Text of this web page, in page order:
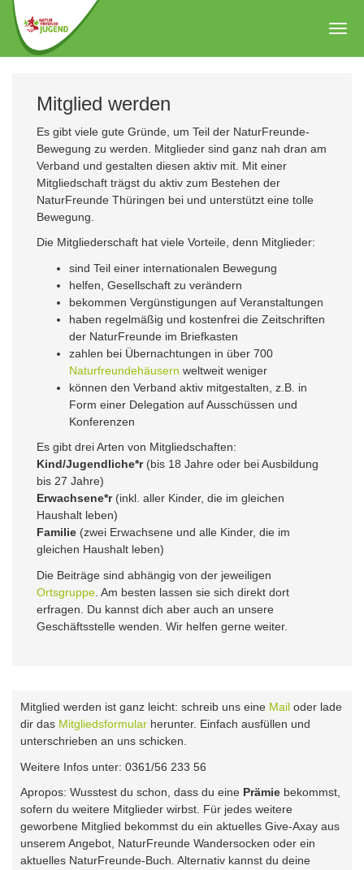
Zum
Hauptinhalt
springen
Mitglied werden
Es gibt viele gute Gründe, um Teil der NaturFreunde-
Bewegung zu werden. Mitglieder sind ganz nah dran am
Verband und gestalten diesen aktiv mit. Mit einer
Mitgliedschaft trägst du aktiv zum Bestehen der
NaturFreunde Thüringen bei und unterstützt eine tolle
Bewegung.
Die Mitgliederschaft hat viele Vorteile, denn Mitglieder:
sind Teil einer internationalen Bewegung
helfen, Gesellschaft zu verändern
bekommen Vergünstigungen auf Veranstaltungen
haben regelmäßig und kostenfrei die Zeitschriften
der NaturFreunde im Briefkasten
zahlen bei Übernachtungen in über 700
Naturfreundehäusern weltweit weniger
können den Verband aktiv mitgestalten, z.B. in
Form einer Delegation auf Ausschüssen und
Konferenzen
Es gibt drei Arten von Mitgliedschaften:
Kind/Jugendliche*r(bis 18 Jahre oder bei Ausbildung
bis 27 Jahre)
Erwachsene*r(inkl. aller Kinder, die im gleichen
Haushalt leben)
Familie (zwei Erwachsene und alle Kinder, die im
gleichen Haushalt leben)
Die Beiträge sind abhängig von der jeweiligen
Ortsgruppe . Am besten lassen sie sich direkt dort
erfragen. Du kannst dich aber auch an unsere
Geschäftsstelle wenden. Wir helfen gerne weiter.
Mitglied werden ist ganz leicht: schreib uns eine Mail oder lade
dir das Mitgliedsformular herunter. Einfach ausfüllen und
unterschrieben an uns schicken.
Weitere Infos unter: 0361/56 233 56
Apropos: Wusstest du schon, dass du eine Prämie bekommst,
sofern du weitere Mitglieder wirbst. Für jedes weitere
geworbene Mitglied bekommst du ein aktuelles Give-Axay aus
unserem Angebot, NaturFreunde Wandersocken oder ein
aktuelles NaturFreunde-Buch. Alternativ kannst du deine